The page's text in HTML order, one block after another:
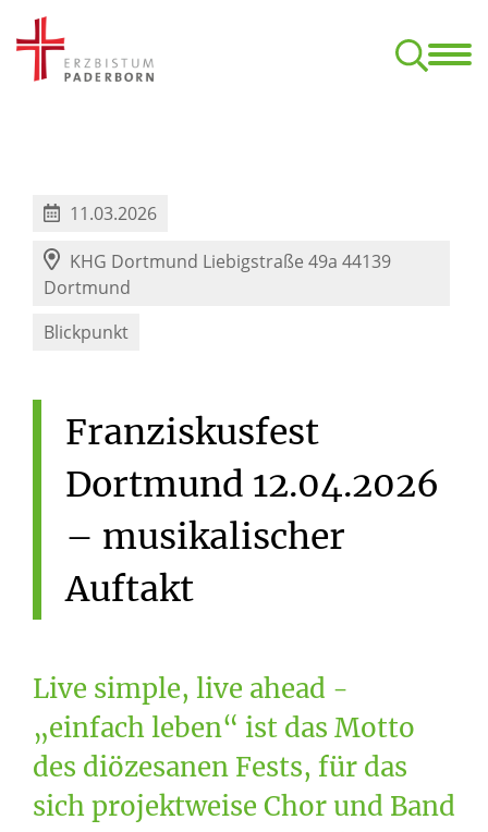
11.03.2026
KHG Dortmund Liebigstraße 49a 44139
Dortmund
Blickpunkt
Franziskusfest
Dortmund 12.04.2026
– musikalischer
Auftakt
Live simple, live ahead -
„einfach leben“ ist das Motto
des diözesanen Fests, für das
sich projektweise Chor und Band